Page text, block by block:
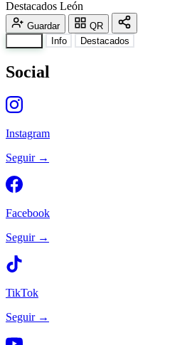
Destacados León
Guardar
QR
Info Destacados
Social
Instagram
Seguir →
Facebook
Seguir →
TikTok
Seguir →